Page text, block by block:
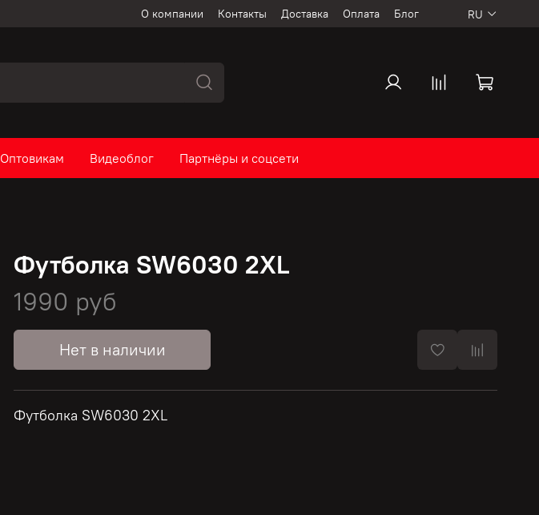
О компании Контакты Доставка Оплата Блог RU
Оптовикам Видеоблог Партнёры и соцсети
Футболка SW6030 2XL
1990 руб
Нет в наличии
Футболка SW6030 2XL